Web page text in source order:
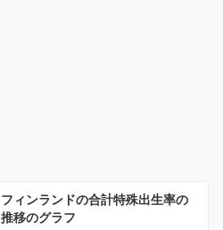
フィンランドの合計特殊出生率の
推移のグラフ